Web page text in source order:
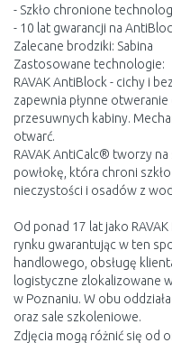
- Szkło chronione
- 10 lat gwarancji na
Zalecane brodziki: Sabina
Zastosowane technologie:
RAVAK AntiBlock - cichy i
zapewnia płynne
przesuwnych kabiny.
otwarć.
RAVAK AntiCalc® tworzy
powłokę, która chroni
nieczystości i osadów z
Od ponad 17 lat jako
rynku gwarantując w ten
handlowego, obsługę
logistyczne zlokalizowane
w Poznaniu. W obu
oraz sale szkoleniowe.
Zdjęcia mogą różnić się od